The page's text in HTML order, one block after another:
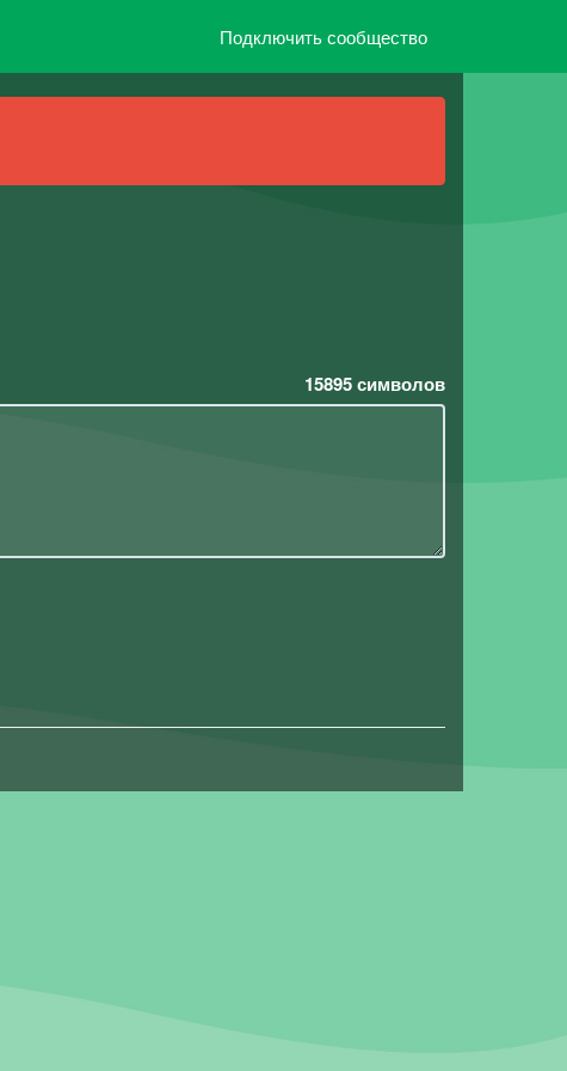
Подключить сообщество
15895символов